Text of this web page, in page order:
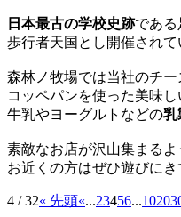
日本最古の学校史跡である
歩行者天国とし開催されて
森林ノ牧場では当社のチー
コッペパンを使った美味し
牛乳やヨーグルトなどの乳
素敵なお店が沢山集まるよ
お近くの方はぜひ遊びにき
4 / 32« 先頭«...23456...1020